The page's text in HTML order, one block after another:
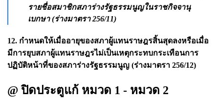
รายชื่อสมาชิกสภาร่างรัฐธรรมนูญในราชกิจจานุ
เบกษา (ร่างมาตรา 256/11)
12. กำหนดให้เมื่ออายุของสภาผู้แทนราษฎรสิ้นสุดลงหรือเมื่อ
มีการยุบสภาผู้แทนราษฎรไม่เป็นเหตุกระทบกระเทือนการ
ปฏิบัติหน้าที่ของสภาร่างรัฐธรรมนูญ (ร่างมาตรา 256/12)
@ ปิดประตูแก้ หมวด 1 - หมวด 2